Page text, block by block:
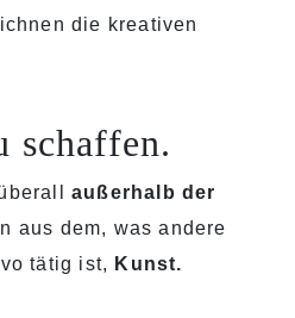
die kreativen
schaffen.
außerhalb der
aus dem, was andere
tätig ist, Kunst.